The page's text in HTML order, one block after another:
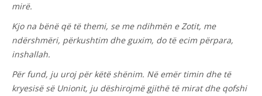
mirë.
Kjo na bënë që të themi, se me ndihmën e Zotit, me
ndërshmëri, përkushtim dhe guxim, do të ecim përpara,
inshallah.
Për fund, ju uroj për këtë shënim. Në emër timin dhe të
kryesisë së Unionit, ju dëshirojmë gjithë të mirat dhe qofshi